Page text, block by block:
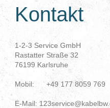
Kontakt
1-2-3 Service GmbH
Rastatter Straße 32
76199 Karlsruhe
Mobil: +49 177 8059 769
E-Mail: